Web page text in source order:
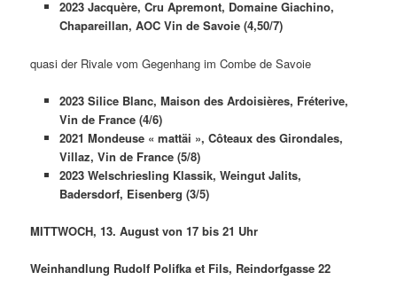
2023 Jacquère, Cru Apremont, Domaine Giachino,
Chapareillan, AOC Vin de Savoie (4,50/7)
quasi der Rivale vom Gegenhang im Combe de Savoie
2023 Silice Blanc, Maison des Ardoisières, Fréterive,
Vin de France (4/6)
2021 Mondeuse « mattäi », Côteaux des Girondales,
Villaz, Vin de France (5/8)
2023 Welschriesling Klassik, Weingut Jalits,
Badersdorf, Eisenberg (3/5)
MITTWOCH, 13. August von 17 bis 21 Uhr
Weinhandlung Rudolf Polifka et Fils, Reindorfgasse 22